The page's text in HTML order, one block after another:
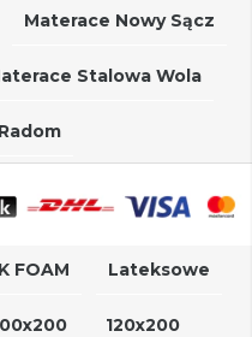
Materace Nowy Sącz
Stalowa Wola
FOAM Lateksowe
120x200